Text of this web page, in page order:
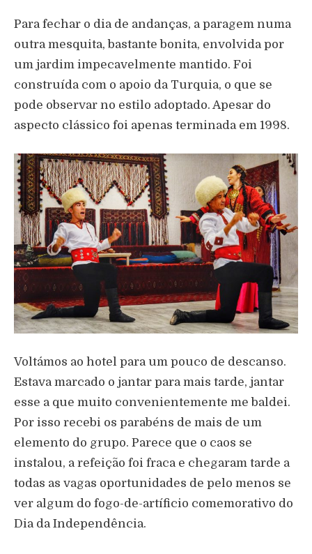
Para fechar o dia de andanças, a paragem numa
outra mesquita, bastante bonita, envolvida por
um jardim impecavelmente mantido. Foi
construída com o apoio da Turquia, o que se
pode observar no estilo adoptado. Apesar do
aspecto clássico foi apenas terminada em 1998.
Voltámos ao hotel para um pouco de descanso.
Estava marcado o jantar para mais tarde, jantar
esse a que muito convenientemente me baldei.
Por isso recebi os parabéns de mais de um
elemento do grupo. Parece que o caos se
instalou, a refeição foi fraca e chegaram tarde a
todas as vagas oportunidades de pelo menos se
ver algum do fogo-de-artíficio comemorativo do
Dia da Independência.